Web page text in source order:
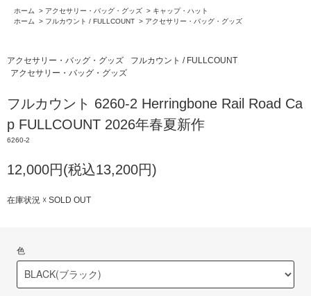
ホーム > アクセサリー・バッグ・グッズ > キャップ・ハット
ホーム
> フルカウント / FULLCOUNT > アクセサリー・バッグ・グッズ
アクセサリー・バッグ・グッズ
フルカウント / FULLCOUNT
アクセサリー・バッグ・グッズ
フルカウント 6260-2 Herringbone Rail Road Ca
p FULLCOUNT 2026年春夏新作
6260-2
12,000円(税込13,200円)
在庫状況 ☓ SOLD OUT
色